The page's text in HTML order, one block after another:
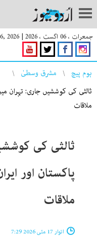
جمعرات ، 06 اگست ، 2026 |
2026
You are here
ہوم پیچ
مشرق وسطیٰ
ثالثی کی کوششیں جاری: تہران
ملاقات
ثالثی کی
پاکستان اور
ملاقات
اتوار 17 مئی 2026 7:29